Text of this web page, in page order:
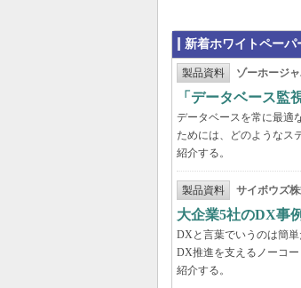
新着ホワイトペーパ
製品資料 ゾーホージ
「データベース監
データベースを常に最適
ためには、どのようなス
紹介する。
製品資料 サイボウズ
大企業5社のDX事
DXと言葉でいうのは簡
DX推進を支えるノーコ
紹介する。